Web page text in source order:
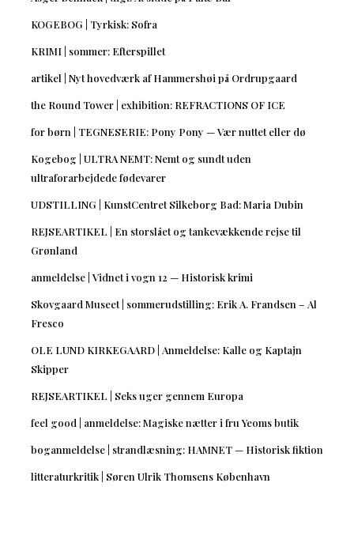
KOGEBOG | Tyrkisk: Sofra
KRIMI | sommer: Efterspillet
artikel | Nyt hovedværk af Hammershøi på Ordrupgaard
the Round Tower | exhibition: REFRACTIONS OF ICE
for børn | TEGNESERIE: Pony Pony — Vær nuttet eller dø
Kogebog | ULTRA NEMT: Nemt og sundt uden
ultraforarbejdede fødevarer
UDSTILLING | KunstCentret Silkeborg Bad: Maria Dubin
REJSEARTIKEL | En storslået og tankevækkende rejse til
Grønland
anmeldelse | Vidnet i vogn 12 — Historisk krimi
Skovgaard Museet | sommerudstilling: Erik A. Frandsen – Al
Fresco
OLE LUND KIRKEGAARD | Anmeldelse: Kalle og Kaptajn
Skipper
REJSEARTIKEL | Seks uger gennem Europa
feel good | anmeldelse: Magiske nætter i fru Yeoms butik
boganmeldelse | strandlæsning: HAMNET — Historisk fiktion
litteraturkritik | Søren Ulrik Thomsens København